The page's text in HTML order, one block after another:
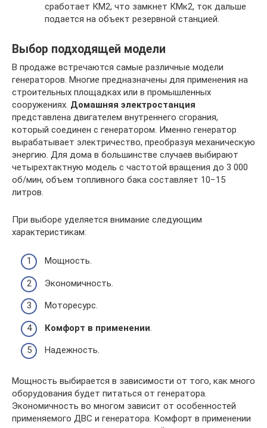
сработает КМ2, что замкнет КМк2, ток дальше
подается на объект резервной станцией.
Выбор подходящей модели
В продаже встречаются самые различные модели
генераторов. Многие предназначены для применения на
строительных площадках или в промышленных
сооружениях. Домашняя электростанция
представлена двигателем внутреннего сгорания,
который соединен с генератором. Именно генератор
вырабатывает электричество, преобразуя механическую
энергию. Для дома в большинстве случаев выбирают
четырехтактную модель с частотой вращения до 3 000
об/мин, объем топливного бака составляет 10−15
литров.
При выборе уделяется внимание следующим
характеристикам:
Мощность.
Экономичность.
Моторесурс.
Комфорт в применении
Надежность.
Мощность выбирается в зависимости от того, как много
оборудования будет питаться от генератора.
Экономичность во многом зависит от особенностей
применяемого ДВС и генератора. Комфорт в применении